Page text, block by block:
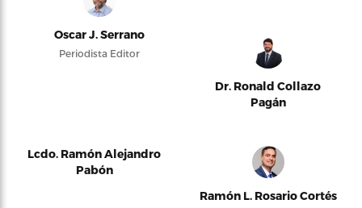
Oscar J. Serrano
Periodista Editor
Dr. Ronald Collazo
Pagán
Lcdo. Ramón Alejandro
Pabón
Ramón L. Rosario Cortés